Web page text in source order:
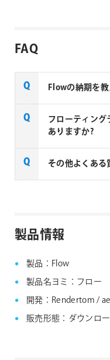
FAQ
Flowの納期を教
Flowを『クレジ
た場合、ご注文
ライセンス項目
が追加されます。
～2 営業日での納
フローティング
ありますか?
一部製品でフロー
aescripts +
その他よくある
製品情報
製品：Flow
製品名ヨミ：フロー
開発：Rendertom /
販売形態：ダウンロ